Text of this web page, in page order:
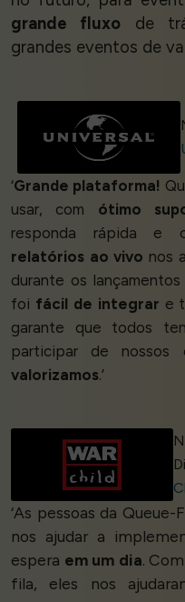
grande fluxo de
grandes eventos de
‘Grande plataforma!
usar, com ótimo
responda rápida e
relatórios ao vivo nos
durante os
foi fácil de integrar e
garante que todos
participar de
valorizamos.’
‘As pessoas da Queue-
nos ajudar a
espera em um dia. Com
fila, eles nos